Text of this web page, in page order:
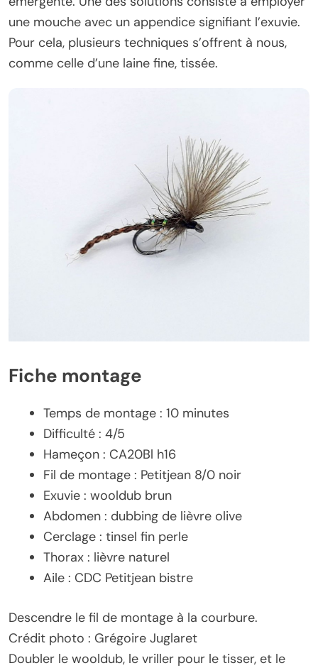
une mouche avec un appendice signifiant l’exuvie.
Pour cela, plusieurs techniques s’offrent à nous,
comme celle d’une laine fine, tissée.
Fiche montage
Temps de montage : 10 minutes
Difficulté : 4/5
Hameçon : CA20Bl h16
Fil de montage : Petitjean 8/0 noir
Exuvie : wooldub brun
Abdomen : dubbing de lièvre olive
Cerclage : tinsel fin perle
Thorax : lièvre naturel
Aile : CDC Petitjean bistre
Descendre le fil de montage à la courbure.
Crédit photo : Grégoire Juglaret
Doubler le wooldub, le vriller pour le tisser, et le